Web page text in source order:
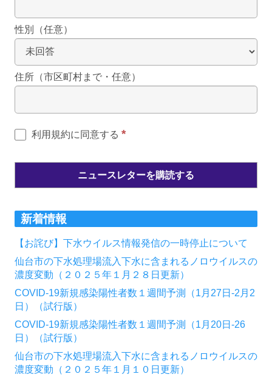
性別（任意）
住所（市区町村まで・任意）
利用規約に同意する *
新着情報
【お詫び】下水ウイルス情報発信の一時停止について
仙台市の下水処理場流入下水に含まれるノロウイルスの
濃度変動（２０２５年１月２８日更新）
COVID-19新規感染陽性者数１週間予測（1月27日-2月2
日）（試行版）
COVID-19新規感染陽性者数１週間予測（1月20日-26
日）（試行版）
仙台市の下水処理場流入下水に含まれるノロウイルスの
濃度変動（２０２５年１月１０日更新）